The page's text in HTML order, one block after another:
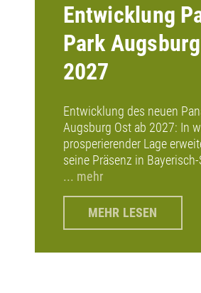
Entwicklung
Park
2027
Entwicklung des neuen
Augsburg Ost ab 2027: In
prosperierender Lage
seine Präsenz in
... mehr
MEHR LESEN